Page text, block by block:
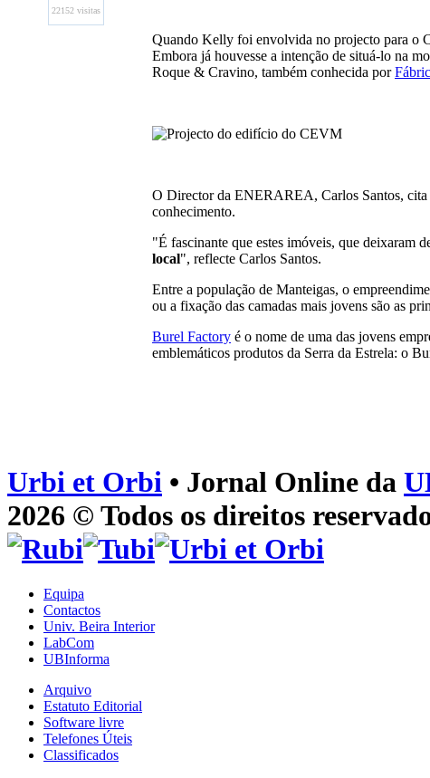
22152 visitas
Quando Kelly foi envolvida no projecto para o
Embora já houvesse a intenção de situá-lo na
Roque & Cravino, também conhecida por
O Director da ENERAREA, Carlos Santos, cita
conhecimento.
"É fascinante que estes imóveis, que deixaram
local", reflecte Carlos Santos.
Entre a população de Manteigas, o
ou a fixação das camadas mais jovens são as
Burel Factory é o nome de uma das jovens
emblemáticos produtos da Serra da Estrela: o
Urbi et Orbi • Jornal Online da
2026 © Todos os direitos
Equipa
Contactos
Univ. Beira Interior
LabCom
UBInforma
Arquivo
Estatuto Editorial
Software livre
Telefones Úteis
Classificados